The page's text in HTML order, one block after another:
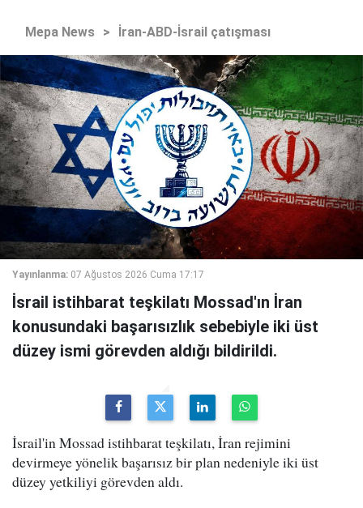
Mepa News > İran-ABD-İsrail çatışması
Yayınlanma: 07 Ağustos 2026 Cuma 17:17
İsrail istihbarat teşkilatı Mossad'ın İran
konusundaki başarısızlık sebebiyle iki üst
düzey ismi görevden aldığı bildirildi.
İsrail'in Mossad istihbarat teşkilatı, İran rejimini
devirmeye yönelik başarısız bir plan nedeniyle iki üst
düzey yetkiliyi görevden aldı.